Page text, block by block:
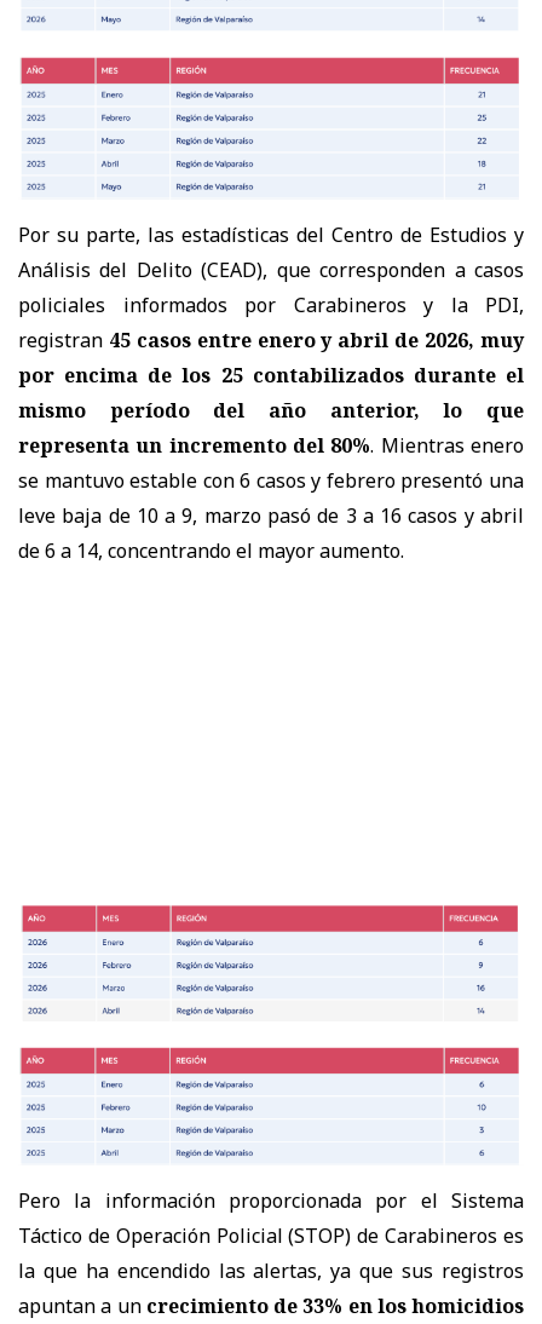
Por su parte, las estadísticas del Centro de Estudios y
Análisis del Delito (CEAD), que corresponden a casos
policiales informados por Carabineros y la PDI,
registran 45 casos entre enero y abril de 2026, muy
por encima de los 25 contabilizados durante el
mismo período del año anterior, lo que
representa un incremento del 80%. Mientras enero
se mantuvo estable con 6 casos y febrero presentó una
leve baja de 10 a 9, marzo pasó de 3 a 16 casos y abril
de 6 a 14, concentrando el mayor aumento.
Pero la información proporcionada por el Sistema
Táctico de Operación Policial (STOP) de Carabineros es
la que ha encendido las alertas, ya que sus registros
apuntan a un crecimiento de 33% en los homicidios